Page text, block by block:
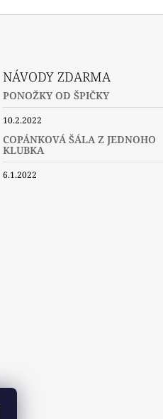
NÁVODY ZDARMA
PONOŽKY OD ŠPIČKY
10.2.2022
COPÁNKOVÁ ŠÁLA Z JEDNOHO
KLUBKA
6.1.2022